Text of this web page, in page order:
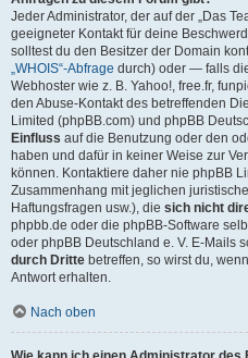
Jeder Administrator, der auf der „Das
geeigneter Kontakt für deine
solltest du den Besitzer der Domain
„WHOIS“-Abfrage durch) oder — falls
Webhoster wie z. B. Yahoo!, free.fr,
den Abuse-Kontakt des betreffenden
Limited (phpBB.com) und phpBB
Einfluss auf die Benutzung oder den
haben und dafür in keiner Weise zur
können. Kontaktiere daher nie phpBB
Zusammenhang mit jeglichen
Haftungsfragen usw.), die sich nicht
phpbb.de oder die phpBB-Software
oder phpBB Deutschland e. V. E-Mails
durch Dritte betreffen, so wirst du,
Antwort erhalten.
Nach oben